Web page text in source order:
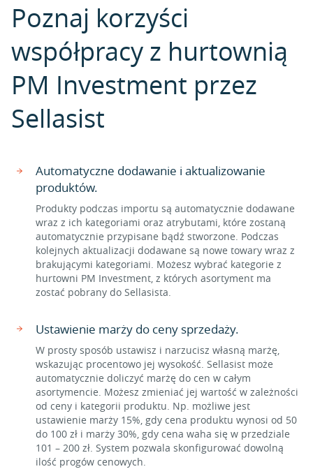
Poznaj korzyści
współpracy z hurtownią
PM Investment przez
Sellasist
Automatyczne dodawanie i aktualizowanie
produktów.
Produkty podczas importu są automatycznie dodawane
wraz z ich kategoriami oraz atrybutami, które zostaną
automatycznie przypisane bądź stworzone. Podczas
kolejnych aktualizacji dodawane są nowe towary wraz z
brakującymi kategoriami. Możesz wybrać kategorie z
hurtowni PM Investment, z których asortyment ma
zostać pobrany do Sellasista.
Ustawienie marży do ceny sprzedaży.
W prosty sposób ustawisz i narzucisz własną marżę,
wskazując procentowo jej wysokość. Sellasist może
automatycznie doliczyć marżę do cen w całym
asortymencie. Możesz zmieniać jej wartość w zależności
od ceny i kategorii produktu. Np. możliwe jest
ustawienie marży 15%, gdy cena produktu wynosi od 50
do 100 zł i marży 30%, gdy cena waha się w przedziale
101 – 200 zł. System pozwala skonfigurować dowolną
ilość progów cenowych.